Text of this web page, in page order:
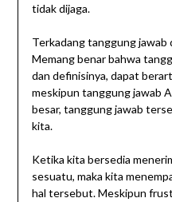
tidak dijaga.
Terkadang tanggung jawab
Memang benar bahwa
dan definisinya, dapat
meskipun tanggung jawab
besar, tanggung jawab
kita.
Ketika kita bersedia
sesuatu, maka kita
hal tersebut. Meskipun